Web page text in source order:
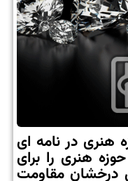
هنری در نامه ای
هنری را برای
درخشان مقاومت